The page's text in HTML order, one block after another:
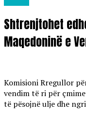
Shtrenjtohet
Maqedoninë e
Komisioni Rregullor
vendim të ri për
të pësojnë ulje dhe